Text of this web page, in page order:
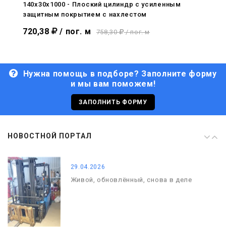
140x30x1000 - Плоский цилиндр с усиленным
защитным покрытием с нахлестом
720,38 / пог. м 758,30 / пог. м
Нужна помощь в подборе? Заполните форму
и мы вам поможем!
ЗАПОЛНИТЬ ФОРМУ
НОВОСТНОЙ ПОРТАЛ
29.06.2026
С Днём кораблестроителя!
С Днём Победы. Память, которая с
29.04.2026
Живой, обновлённый, снова в деле